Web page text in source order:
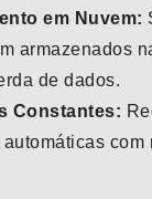
em Nuvem:
armazenados
de dados.
Constantes:
com